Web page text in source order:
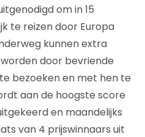
om in 15
te reizen door Europa
kunnen extra
door bevriende
bezoeken en met hen te
aan de hoogste score
en maandelijks
van 4 prijswinnaars uit